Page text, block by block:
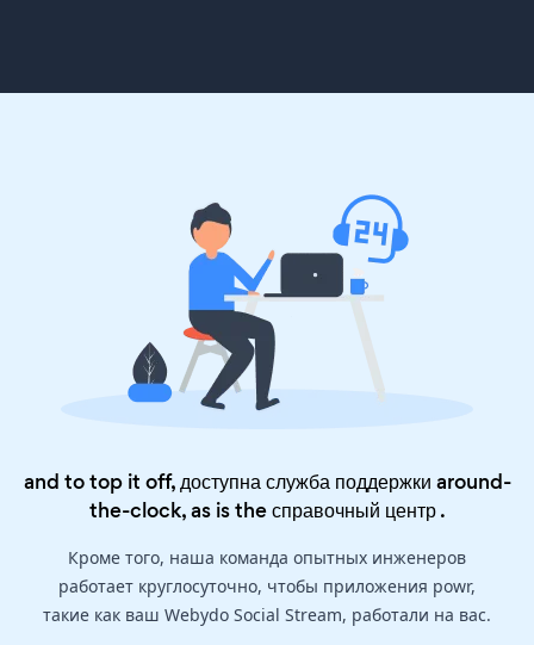
and to top it off, доступна служба поддержки around-
the-clock, as is theсправочный центр.
Кроме того, наша команда опытных инженеров
работает круглосуточно, чтобы приложения powr,
такие как ваш Webydo Social Stream, работали на вас.